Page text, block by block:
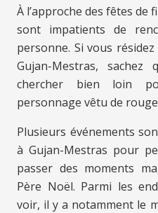
À l’approche des fêtes de
sont impatients de
personne. Si vous
Gujan-Mestras,
chercher bien loin
personnage vêtu de
Plusieurs événements
à Gujan-Mestras pour
passer des moments
Père Noël. Parmi les
voir, il y a notamment le